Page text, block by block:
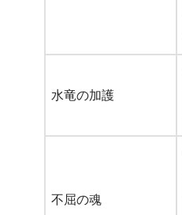
水竜の加護
不屈の魂